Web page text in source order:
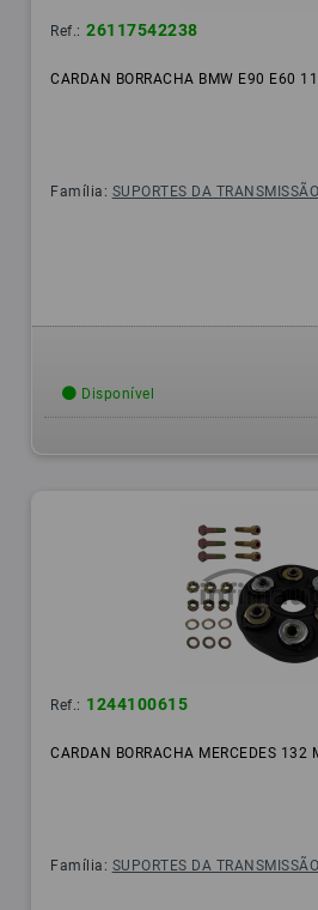
Ref.: 26117542238
CARDAN BORRACHA BMW E90 E60
Família: SUPORTES DA TRANSMISSÃO
Disponível
Ref.: 1244100615
CARDAN BORRACHA MERCEDES 132
Família: SUPORTES DA TRANSMISSÃO